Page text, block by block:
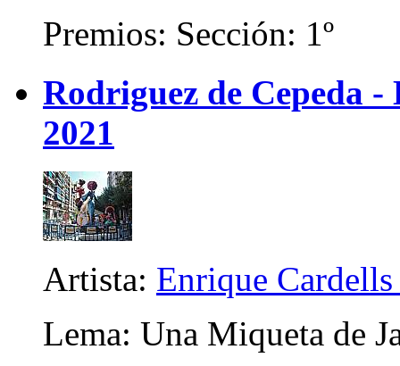
Premios: Sección: 1º
Rodriguez de Cepeda
2021
Artista: Enrique
Lema: Una Miqueta de